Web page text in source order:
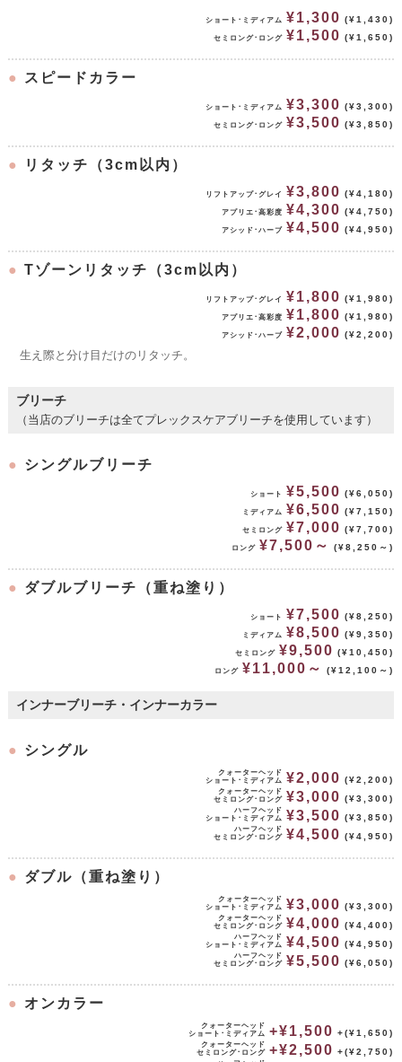
ショート･ミディアム ¥1,300 (¥1,430)
セミロング･ロング ¥1,500 (¥1,650)
● スピードカラー
ショート･ミディアム ¥3,300 (¥3,300)
セミロング･ロング ¥3,500 (¥3,850)
● リタッチ（3cm以内）
リフトアップ･グレイ ¥3,800 (¥4,180)
アプリエ･高彩度 ¥4,300 (¥4,750)
アシッド･ハーブ ¥4,500 (¥4,950)
● Tゾーンリタッチ（3cm以内）
リフトアップ･グレイ ¥1,800 (¥1,980)
アプリエ･高彩度 ¥1,800 (¥1,980)
アシッド･ハーブ ¥2,000 (¥2,200)
生え際と分け目だけのリタッチ。
ブリーチ
（当店のブリーチは全てプレックスケアブリーチを使用しています）
● シングルブリーチ
ショート ¥5,500 (¥6,050)
ミディアム ¥6,500 (¥7,150)
セミロング ¥7,000 (¥7,700)
ロング ¥7,500～ (¥8,250～)
● ダブルブリーチ（重ね塗り）
ショート ¥7,500 (¥8,250)
ミディアム ¥8,500 (¥9,350)
セミロング ¥9,500 (¥10,450)
ロング ¥11,000～ (¥12,100～)
インナーブリーチ・インナーカラー
● シングル
クォーターヘッド
ショート･ミディアム ¥2,000 (¥2,200)
クォーターヘッド
セミロング･ロング ¥3,000 (¥3,300)
ハーフヘッド
ショート･ミディアム ¥3,500 (¥3,850)
ハーフヘッド
セミロング･ロング ¥4,500 (¥4,950)
● ダブル（重ね塗り）
クォーターヘッド
ショート･ミディアム ¥3,000 (¥3,300)
クォーターヘッド
セミロング･ロング ¥4,000 (¥4,400)
ハーフヘッド
ショート･ミディアム ¥4,500 (¥4,950)
ハーフヘッド
セミロング･ロング ¥5,500 (¥6,050)
● オンカラー
クォーターヘッド
ショート･ミディアム +¥1,500 +(¥1,650)
クォーターヘッド
セミロング･ロング +¥2,500 +(¥2,750)